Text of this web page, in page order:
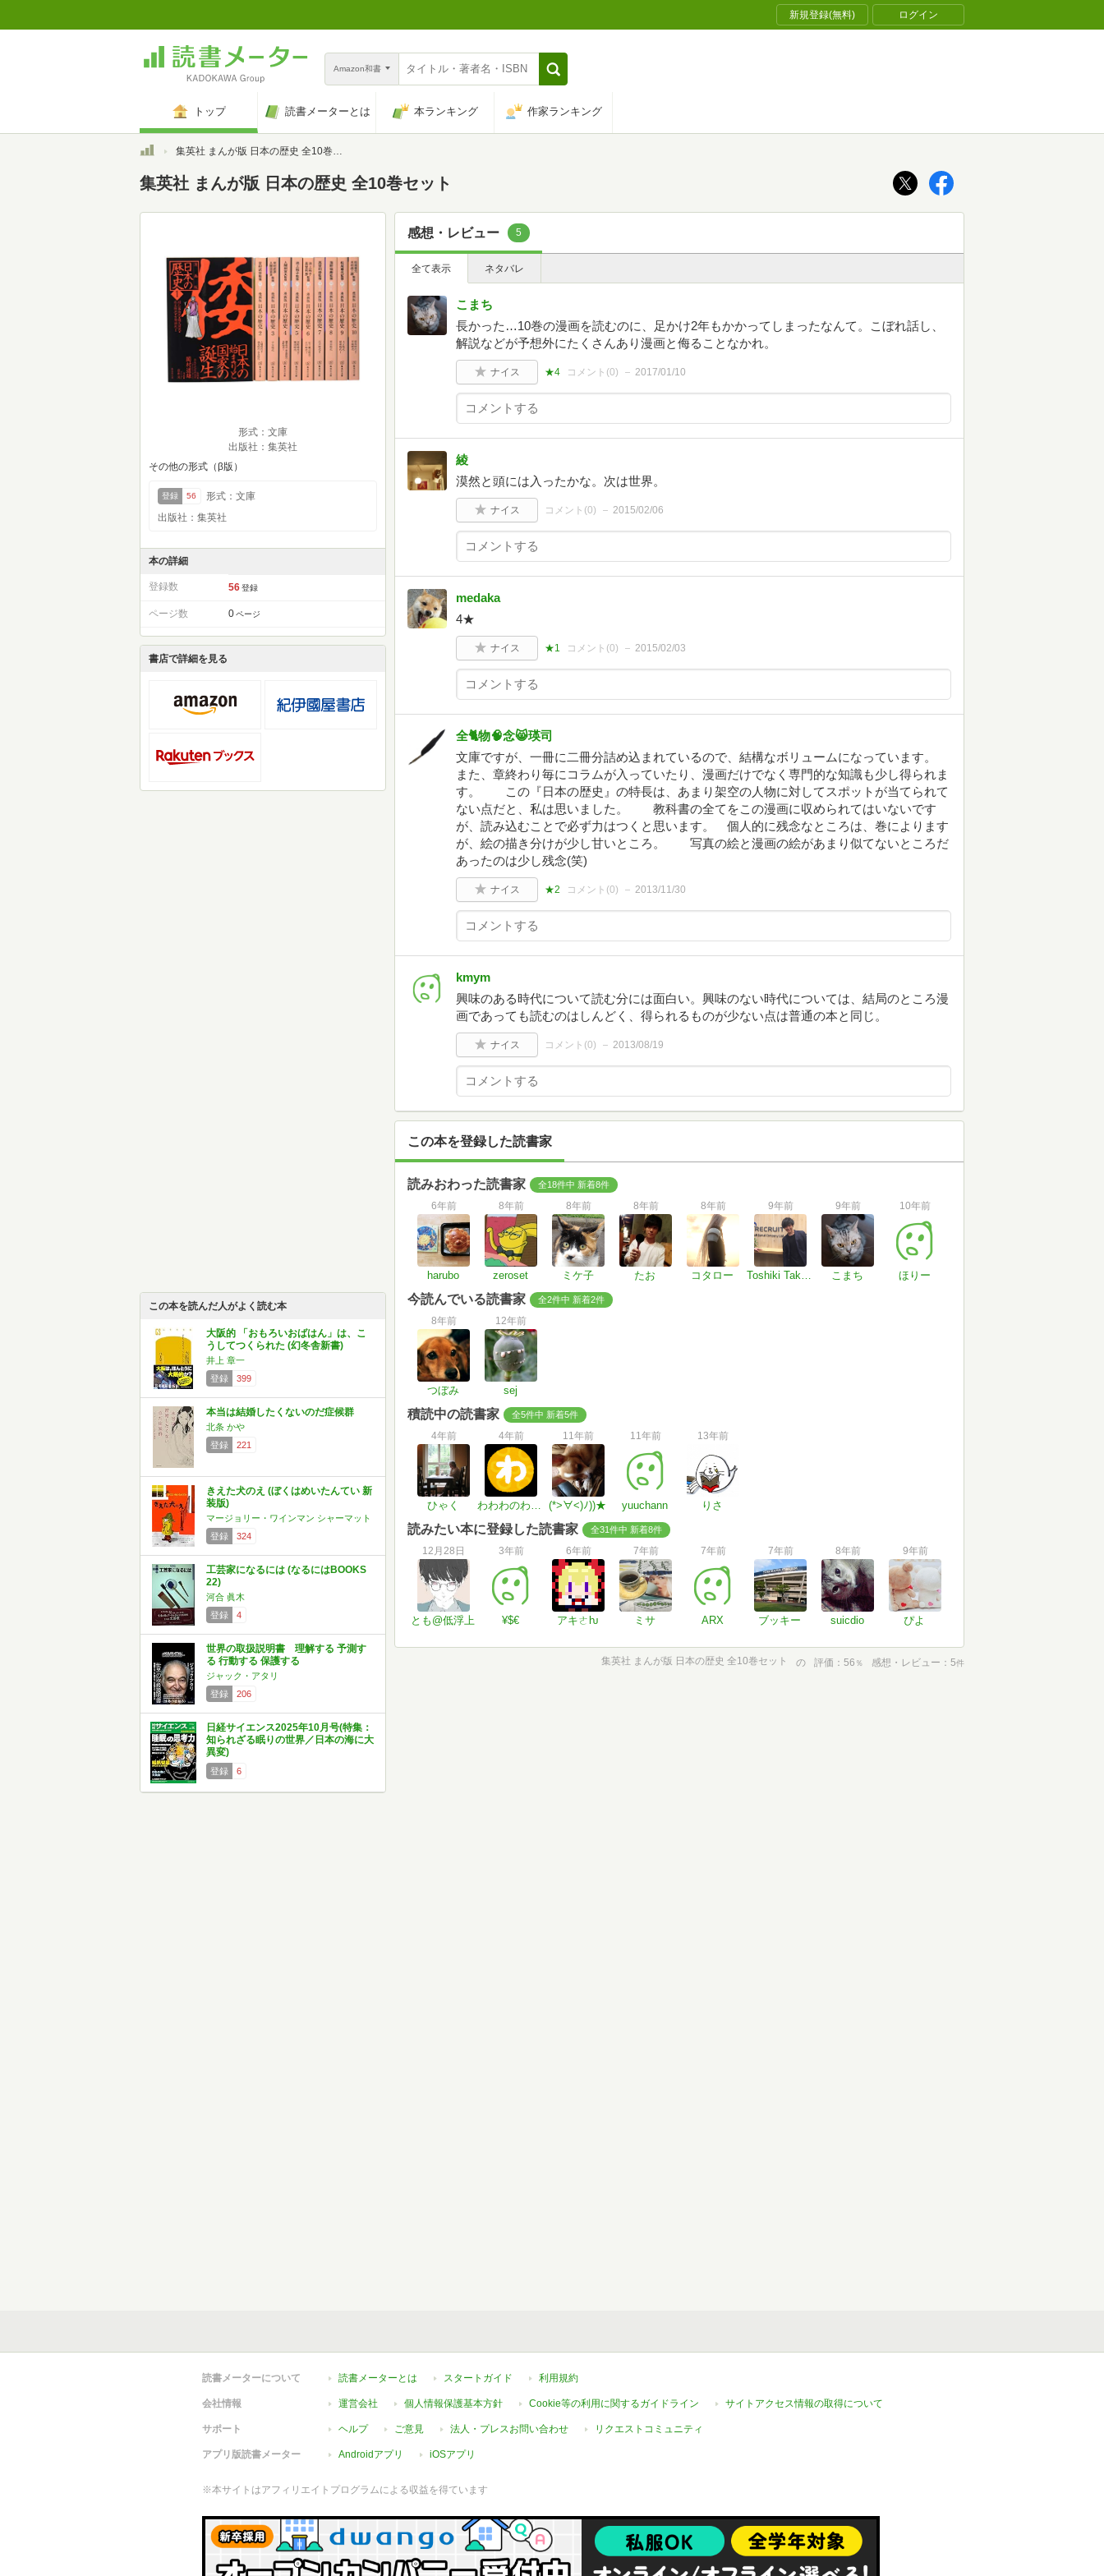
新規登録(無料) ログイン
Amazon和書
トップ 読書メーターとは 本ランキング 作家ランキング
トップ集英社 まんが版 日本の歴史 全10巻セット
集英社 まんが版 日本の歴史 全10巻セット
形式：文庫
出版社：集英社
その他の形式（β版）
登録 56
形式：文庫
出版社：集英社
本の詳細
登録数 56 登録
ページ数 0 ページ
書店で詳細を見る
この本を読んだ人がよく読む本
大阪的 「おもろいおばはん」は、こ
うしてつくられた (幻冬舎新書)
井上 章一
登録
399
本当は結婚したくないのだ症候群
北条 かや
登録
221
きえた犬のえ (ぼくはめいたんてい 新
装版)
マージョリー・ワインマン シャーマット
登録
324
工芸家になるには (なるにはBOOKS
22)
河合 眞木
登録
4
世界の取扱説明書 理解する 予測す
る 行動する 保護する
ジャック・アタリ
登録
206
日経サイエンス2025年10月号(特集：
知られざる眠りの世界／日本の海に大
異変)
登録 6
感想・レビュー 5
全て表示 ネタバレ
こまち
長かった…10巻の漫画を読むのに、足かけ2年もかかってしまったなんて。こぼれ話し、
解説などが予想外にたくさんあり漫画と侮ることなかれ。
ナイス ★4 コメント(0) 2017/01/10
綾
漠然と頭には入ったかな。次は世界。
ナイス コメント(0) 2015/02/06
medaka
4★
ナイス ★1 コメント(0) 2015/02/03
全🐈物🧠念😸瑛司
文庫ですが、一冊に二冊分詰め込まれているので、結構なボリュームになっています。
また、章終わり毎にコラムが入っていたり、漫画だけでなく専門的な知識も少し得られま
す。 この『日本の歴史』の特長は、あまり架空の人物に対してスポットが当てられて
ない点だと、私は思いました。 教科書の全てをこの漫画に収められてはいないです
が、読み込むことで必ず力はつくと思います。 個人的に残念なところは、巻によります
が、絵の描き分けが少し甘いところ。 写真の絵と漫画の絵があまり似てないところだ
あったのは少し残念(笑)
ナイス ★2 コメント(0) 2013/11/30
kmym
興味のある時代について読む分には面白い。興味のない時代については、結局のところ漫
画であっても読むのはしんどく、得られるものが少ない点は普通の本と同じ。
ナイス コメント(0) 2013/08/19
この本を登録した読書家
読みおわった読書家 全18件中 新着8件
6年前
harubo
8年前
zeroset
8年前
ミケ子
8年前
たお
8年前
コタロー
9年前
Toshiki Takahashi
9年前
こまち
10年前
ほりー
今読んでいる読書家 全2件中 新着2件
8年前
つぼみ
12年前
sej
積読中の読書家 全5件中 新着5件
4年前
ひゃく
4年前
わわわのわたろう
11年前
(*>∀<)ﾉ))★
11年前
yuuchann
13年前
りさ
読みたい本に登録した読書家 全31件中 新着8件
12月28日
とも@低浮上
3年前
¥$€
6年前
アキㄜƕ
7年前
ミサ
7年前
ARX
7年前
ブッキー
8年前
suicdio
9年前
ぴよ
集英社 まんが版 日本の歴史 全10巻セット の 評価 56 ％ 感想・レビュー 5件
読書メーターについて 読書メーターとは スタートガイド 利用規約
会社情報 運営会社 個人情報保護基本方針 Cookie等の利用に関するガイドライン サイトアクセス情報の取得について
サポート ヘルプ ご意見 法人・プレスお問い合わせ リクエストコミュニティ
アプリ版読書メーター Androidアプリ iOSアプリ
※本サイトはアフィリエイトプログラムによる収益を得ています